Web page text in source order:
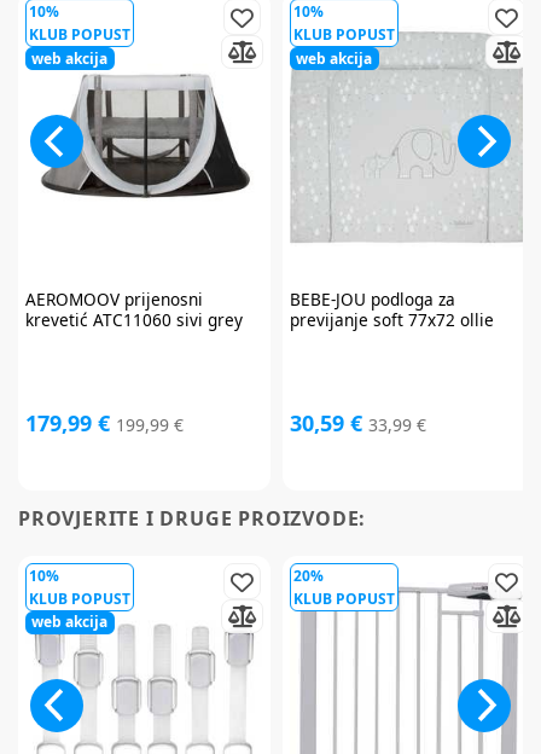
10%
KLUB POPUST
web akcija
AEROMOOVprijenosni
krevetić ATC11060 sivi grey
179,99 € 199,99 €
10%
KLUB POPUST
web akcija
BEBE-JOU podloga za
previjanje soft 77x72 ollie
30,59 € 33,99 €
PROVJERITE I DRUGE PROIZVODE:
10%
KLUB POPUST
web akcija
20%
KLUB POPUST